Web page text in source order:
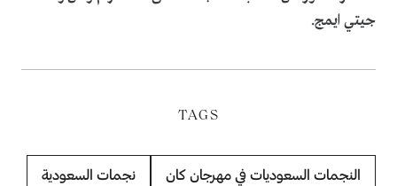
جيتي ايمج.
TAGS
النجمات السعوديات في مهرجان كان نجمات السعودية